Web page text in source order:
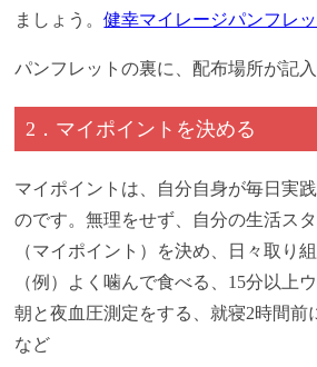
ましょう。健幸マイレージパンフレ
パンフレットの裏に、配布場所が記入
2．マイポイントを決める
マイポイントは、自分自身が毎日実
のです。無理をせず、自分の生活ス
（マイポイント）を決め、日々取り
（例）よく噛んで食べる、15分以上
朝と夜血圧測定をする、就寝2時間前
など